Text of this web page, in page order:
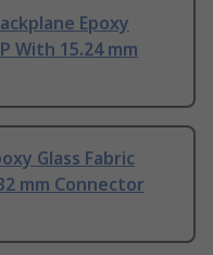
Epoxy
With 15.24 mm
Glass Fabric
mm Connector